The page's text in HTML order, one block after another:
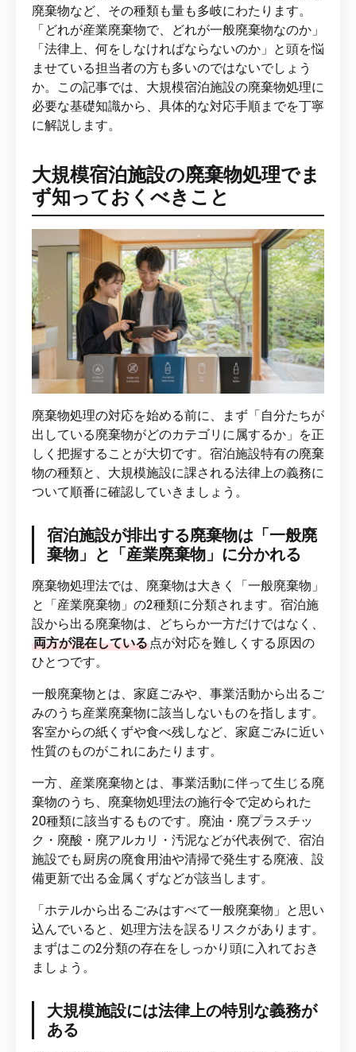
廃棄物など、その種類も量も多岐にわたります。
「どれが産業廃棄物で、どれが一般廃棄物なのか」
「法律上、何をしなければならないのか」と頭を悩
ませている担当者の方も多いのではないでしょう
か。この記事では、大規模宿泊施設の廃棄物処理に
必要な基礎知識から、具体的な対応手順までを丁寧
に解説します。
大規模宿泊施設の廃棄物処理でま
ず知っておくべきこと
廃棄物処理の対応を始める前に、まず「自分たちが
出している廃棄物がどのカテゴリに属するか」を正
しく把握することが大切です。宿泊施設特有の廃棄
物の種類と、大規模施設に課される法律上の義務に
ついて順番に確認していきましょう。
宿泊施設が排出する廃棄物は「一般廃
棄物」と「産業廃棄物」に分かれる
廃棄物処理法では、廃棄物は大きく「一般廃棄物」
と「産業廃棄物」の2種類に分類されます。宿泊施
設から出る廃棄物は、どちらか一方だけではなく、
両方が混在している 点が対応を難しくする原因の
ひとつです。
一般廃棄物とは、家庭ごみや、事業活動から出るご
みのうち産業廃棄物に該当しないものを指します。
客室からの紙くずや食べ残しなど、家庭ごみに近い
性質のものがこれにあたります。
一方、産業廃棄物とは、事業活動に伴って生じる廃
棄物のうち、廃棄物処理法の施行令で定められた
20種類に該当するものです。廃油・廃プラスチッ
ク・廃酸・廃アルカリ・汚泥などが代表例で、宿泊
施設でも厨房の廃食用油や清掃で発生する廃液、設
備更新で出る金属くずなどが該当します。
「ホテルから出るごみはすべて一般廃棄物」と思い
込んでいると、処理方法を誤るリスクがあります。
まずはこの2分類の存在をしっかり頭に入れておき
ましょう。
大規模施設には法律上の特別な義務が
ある